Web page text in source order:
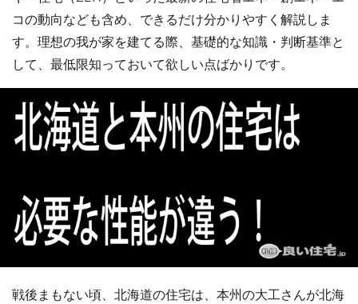
コの動向なども含め、できるだけ分かりやすく解説しま
す。理想の我が家を建てる際、基礎的な知識・判断基準と
して、最低限知っておいて欲しい点ばかりです。
戦後まもない頃、北海道の住宅は、本州の大工さんが北海